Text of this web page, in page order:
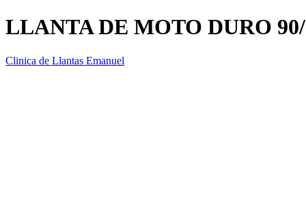
LLANTA DE MOTO DURO
Clinica de Llantas Emanuel